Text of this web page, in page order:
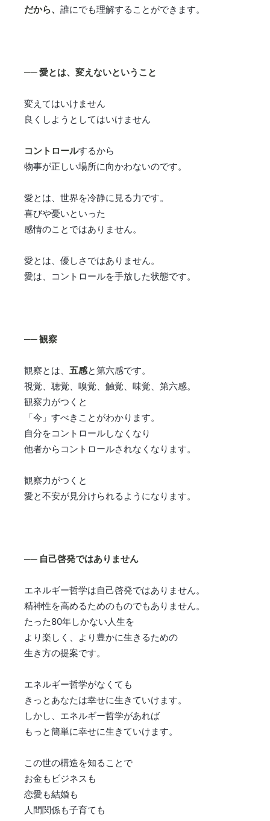
だから、 誰にでも理解することができます。
── 愛とは、変えないということ
変えてはいけません
良くしようとしてはいけません
コントロールするから
物事が正しい場所に向かわないのです。
愛とは、世界を冷静に見る力です。
喜びや憂いといった
感情のことではありません。
愛とは、優しさではありません。
愛は、コントロールを手放した状態です。
── 観察
観察とは、 五感と第六感です。
視覚、聴覚、嗅覚、触覚、味覚、第六感。
観察力がつくと
「今」すべきことがわかります。
自分をコントロールしなくなり
他者からコントロールされなくなります。
観察力がつくと
愛と不安が見分けられるようになります。
── 自己啓発ではありません
エネルギー哲学は自己啓発ではありません。
精神性を高めるためのものでもありません。
たった80年しかない人生を
より楽しく、より豊かに生きるための
生き方の提案です。
エネルギー哲学がなくても
きっとあなたは幸せに生きていけます。
しかし、エネルギー哲学があれば
もっと簡単に幸せに生きていけます。
この世の構造を知ることで
お金もビジネスも
恋愛も結婚も
人間関係も子育ても